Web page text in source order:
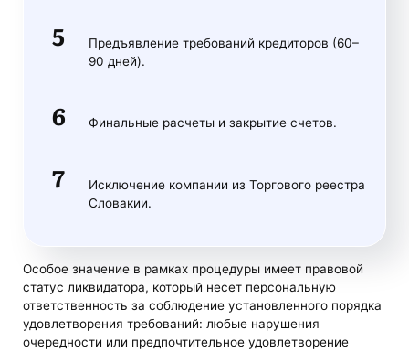
Предъявление требований кредиторов (60–
90 дней).
Финальные расчеты и закрытие счетов.
Исключение компании из Торгового реестра
Словакии.
Особое значение в рамках процедуры имеет правовой
статус ликвидатора, который несет персональную
ответственность за соблюдение установленного порядка
удовлетворения требований: любые нарушения
очередности или предпочтительное удовлетворение